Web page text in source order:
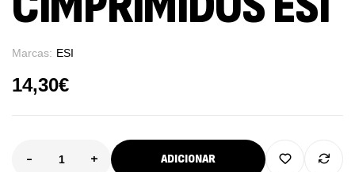
Marcas: ESI
14,30€
- + ADICIONAR